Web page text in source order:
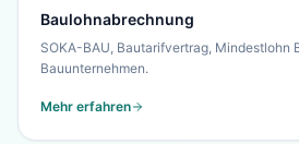
Baulohnabrechnung
SOKA-BAU, Bautarifvertrag, Mindestlohn
Bauunternehmen.
Mehr erfahren